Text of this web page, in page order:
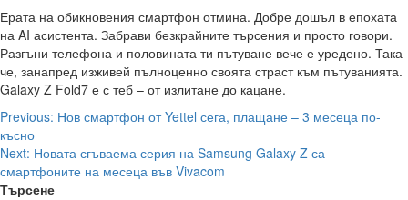
Ерата на обикновения смартфон отмина. Добре дошъл в епохата
на AI асистента. Забрави безкрайните търсения и просто говори.
Разгъни телефона и половината ти пътуване вече е уредено. Така
че, занапред изживей пълноценно своята страст към пътуванията.
Galaxy Z Fold7 е с теб – от излитане до кацане.
Post
navigation
Previous: Нов смартфон от Yettel сега, плащане – 3 месеца по-
късно
Next: Новата сгъваема серия на Samsung Galaxy Z са
смартфоните на месеца във Vivacom
Търсене